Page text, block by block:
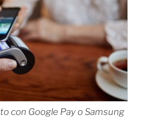
con Google Pay o Samsung